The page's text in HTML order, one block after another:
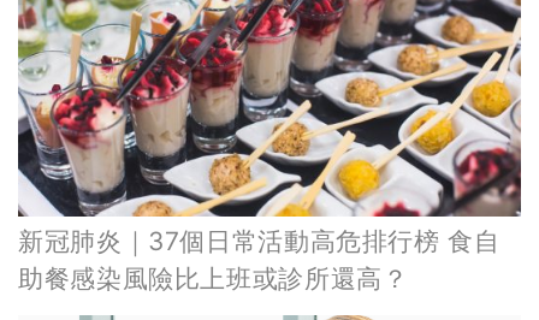
新冠肺炎｜37個日常活動高危排行榜 食自
助餐感染風險比上班或診所還高？